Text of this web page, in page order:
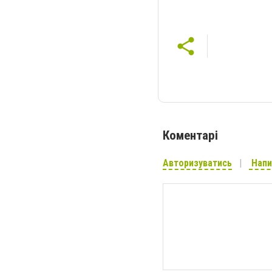
Коментарі
Авторизуватись